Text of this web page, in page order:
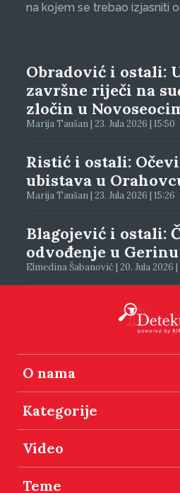
na kojem se trebao izjasniti o
Obradović i ostali:
završne riječi na
zločin u
Marija Taušan | 23. Jula 2026 | 15:50
Ristić i ostali:
ubistava u
Marija Taušan | 23. Jula 2026 | 15:26
Blagojević i ostali:
odvođenje u
Elmedina Šabanović | 20. Jula 2026 |
O nama
Kategorije
Video
Teme